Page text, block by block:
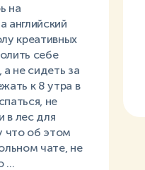
на
английский
креативных
себе
не сидеть за
к 8 утра в
не
в лес для
что об этом
чате, не
...